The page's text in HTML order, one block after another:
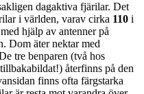
dagaktiva fjärilar. Det
i världen, varav cirka 110 i
hjälp av antenner på
Dom äter nektar med
tre benparen (två hos
återfinns på den
finns ofta färgstarka